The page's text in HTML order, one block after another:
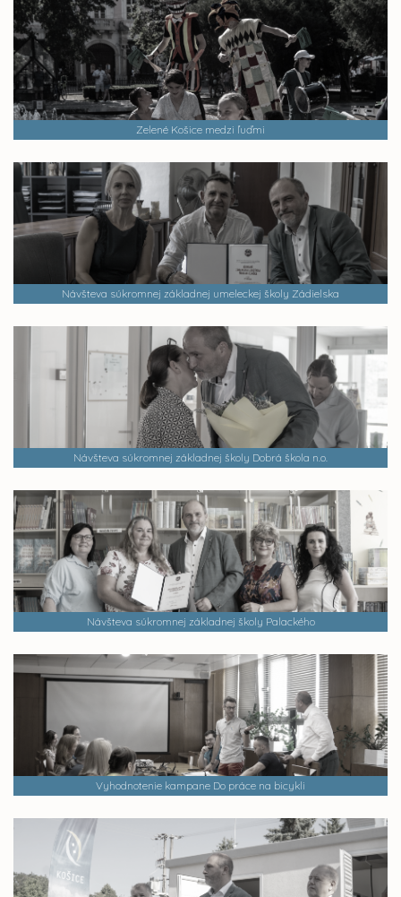
Zelené Košice medzi ľuďmi
Návšteva súkromnej základnej umeleckej školy Zádielska
Návšteva súkromnej základnej školy Dobrá škola n.o.
Návšteva súkromnej základnej školy Palackého
Vyhodnotenie kampane Do práce na bicykli